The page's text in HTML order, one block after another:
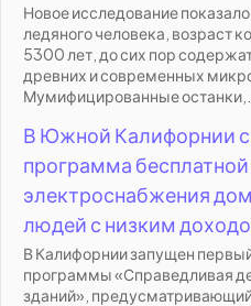
Новое исследование
ледяного человека, возраст
5300 лет, до сих пор
древних и современных
Мумифицированные останки,...
В Южной Калифорнии
программа
электроснабжения
людей с низким
В Калифорнии запущен
программы «Справедливая
зданий»,